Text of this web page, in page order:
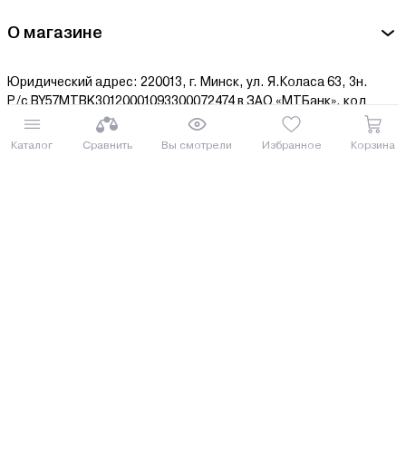
Каталог Сравнить Вы смотрели Избранное Корзина
О магазине
Юридический адрес: 220013, г. Минск, ул. Я.Коласа 63, 3н.
Р/с BY57MTBK30120001093300072474 в ЗАО «МТБанк», код
MTBKBY22.
В едином государственном регистре юридических лиц и